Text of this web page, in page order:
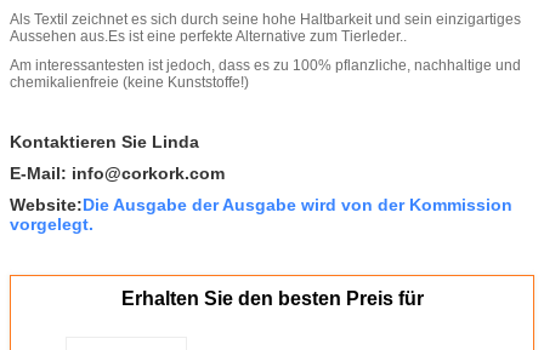
Als Textil zeichnet es sich durch seine hohe Haltbarkeit und sein einzigartiges
Aussehen aus.Es ist eine perfekte Alternative zum Tierleder..
Am interessantesten ist jedoch, dass es zu 100% pflanzliche, nachhaltige und
chemikalienfreie (keine Kunststoffe!)
Kontaktieren Sie Linda
E-Mail: info@corkork.com
Website:Die Ausgabe der Ausgabe wird von der Kommission
vorgelegt.
Erhalten Sie den besten Preis für